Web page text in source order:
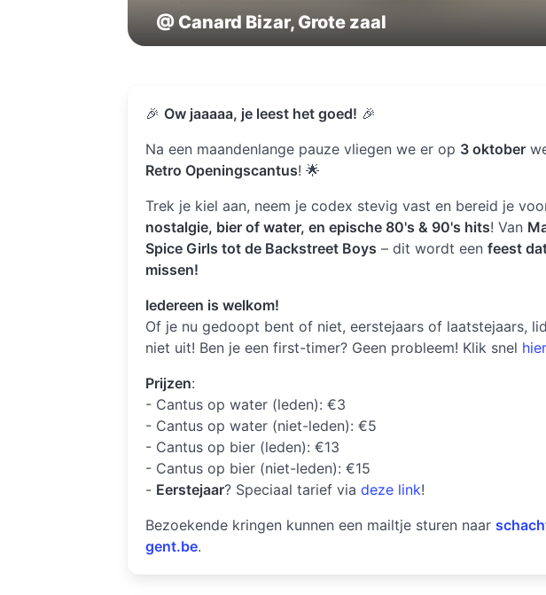
@ Canard Bizar, Grote zaal
🎉 Ow jaaaaa, je leest het goed! 🎉
Na een maandenlange pauze vliegen we er op 3 oktober
Retro Openingscantus! 🌟
Trek je kiel aan, neem je codex stevig vast en bereid je
nostalgie, bier of water, en epische 80's & 90's hits! Van
Spice Girls tot de Backstreet Boys – dit wordt eenfeest
missen!
Iedereen is welkom!
Of je nu gedoopt bent of niet, eerstejaars of laatstejaars,
niet uit! Ben je een first-timer? Geen probleem! Klik snel hier
Prijzen:
- Cantus op water (leden): €3
- Cantus op water (niet-leden): €5
- Cantus op bier (leden): €13
- Cantus op bier (niet-leden): €15
- Eerstejaar? Speciaal tarief viadeze link!
Bezoekende kringen kunnen een mailtje sturen naar
gent.be.